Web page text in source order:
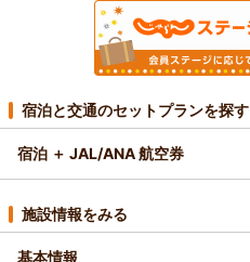
宿泊と交通のセットプランを探す
宿泊 ＋ JAL/ANA 航空券
施設情報をみる
基本情報